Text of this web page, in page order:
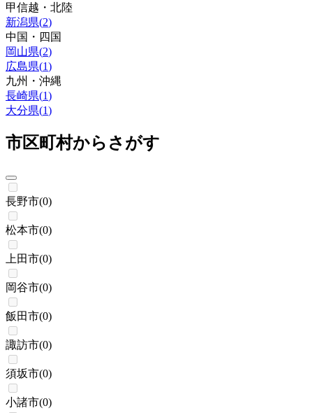
甲信越・北陸
新潟県(2)
中国・四国
岡山県(2)
広島県(1)
九州・沖縄
長崎県(1)
大分県(1)
市区町村からさがす
長野市(0)
松本市(0)
上田市(0)
岡谷市(0)
飯田市(0)
諏訪市(0)
須坂市(0)
小諸市(0)